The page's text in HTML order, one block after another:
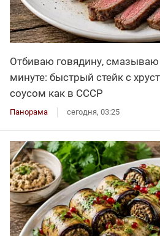
Отбиваю говядину,
минуте: быстрый стейк с
соусом как в СССР
Панорама сегодня, 03:25